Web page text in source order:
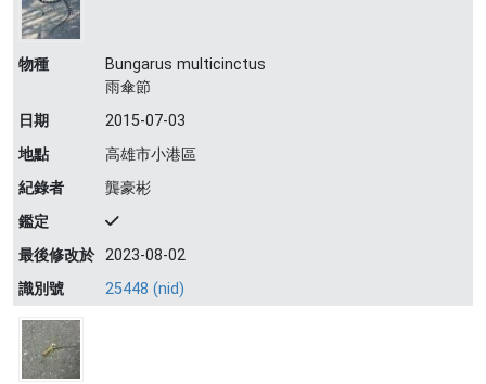
物種
Bungarus multicinctus
雨傘節
日期
2015-07-03
地點
高雄市小港區
紀錄者
龔豪彬
鑑定
最後修改於 2023-08-02
識別號
25448 (nid)